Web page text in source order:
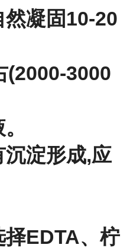
凝固10-20
(2000-3000
淀形成,应
EDTA、柠